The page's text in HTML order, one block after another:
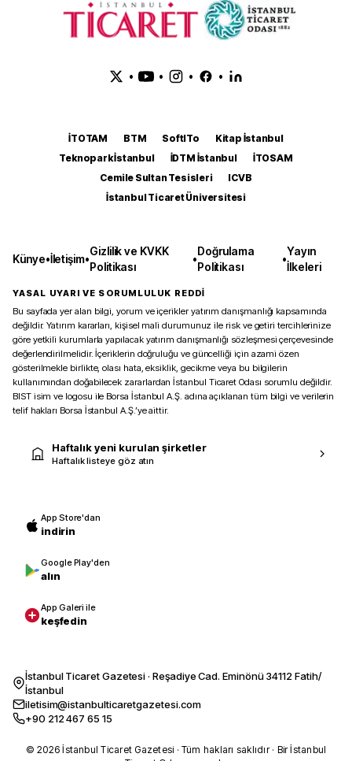
• • • •
İTOTAM BTM SoftITo
Kitap İstanbul
Teknopark İstanbul
İDTM İstanbul
İTOSAM
Cemile Sultan Tesisleri
ICVB
İstanbul Ticaret Üniversitesi
Künye•İletişim•
Gizlilik ve KVKK
Politikası
•
Doğrulama
Politikası
•
Yayın
İlkeleri
YASAL UYARI VE SORUMLULUK REDDİ
Bu sayfada yer alan bilgi, yorum ve içerikler yatırım danışmanlığı kapsamında
değildir. Yatırım kararları, kişisel mali durumunuz ile risk ve getiri tercihlerinize
göre yetkili kurumlarla yapılacak yatırım danışmanlığı sözleşmesi çerçevesinde
değerlendirilmelidir. İçeriklerin doğruluğu ve güncelliği için azami özen
gösterilmekle birlikte, olası hata, eksiklik, gecikme veya bu bilgilerin
kullanımından doğabilecek zararlardan İstanbul Ticaret Odası sorumlu değildir.
BIST isim ve logosu ile Borsa İstanbul A.Ş. adına açıklanan tüm bilgi ve verilerin
telif hakları Borsa İstanbul A.Ş.’ye aittir.
Haftalık yeni kurulan şirketler
Haftalık listeye göz atın
App Store'dan
indirin
Google Play'den
alın
App Galeri ile
keşfedin
İstanbul Ticaret Gazetesi · Reşadiye Cad. Eminönü 34112 Fatih/
İstanbul
iletisim@istanbulticaretgazetesi.com
+90 212 467 65 15
© 2026 İstanbul Ticaret Gazetesi · Tüm hakları saklıdır · Bir İstanbul